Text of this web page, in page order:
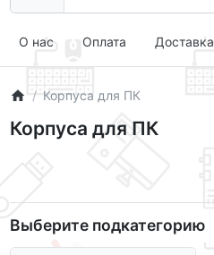
О нас Оплата Доставка
Корпуса для ПК
Корпуса для ПК
Выберите подкатегорию